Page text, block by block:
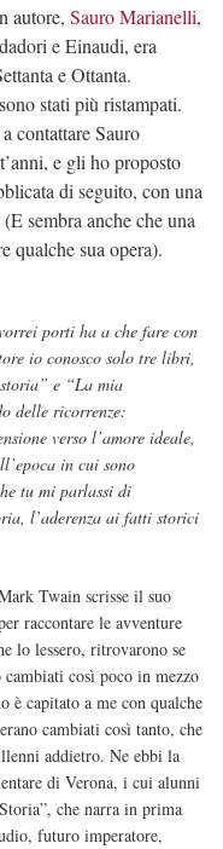
autore, Sauro Marianelli,
e Einaudi, era
e Ottanta.
stati più ristampati.
contattare Sauro
e gli ho proposto
di seguito, con una
sembra anche che una
qualche sua opera).
porti ha a che fare con
io conosco solo tre libri,
e “La mia
delle ricorrenze:
verso l’amore ideale,
in cui sono
tu mi parlassi di
l’aderenza ai fatti storici
Twain scrisse il suo
raccontare le avventure
lo lessero, ritrovarono se
così poco in mezzo
è capitato a me con qualche
cambiati così tanto, che
addietro. Ne ebbi la
di Verona, i cui alunni
che narra in prima
futuro imperatore,